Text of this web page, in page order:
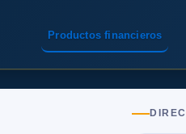
Productos financieros